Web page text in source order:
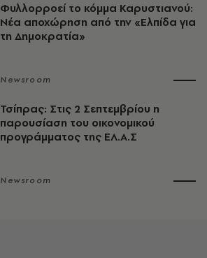
Φυλλορροεί το κόμμα Καρυστιανού:
Νέα αποχώρηση από την «Ελπίδα για
τη Δημοκρατία»
Newsroom
Τσίπρας: Στις 2 Σεπτεμβρίου η
παρουσίαση του οικονομικού
προγράμματος της ΕΛ.Α.Σ
Newsroom